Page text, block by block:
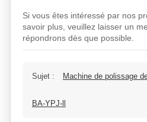
Si vous êtes intéressé par nos
savoir plus, veuillez laisser un
répondrons dès que possible.
Sujet : Machine de polissage
BA-YPJ-ll